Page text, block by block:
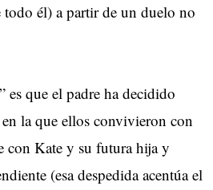
él) a partir de un duelo no
que el padre ha decidido
la que ellos convivieron con
con Kate y su futura hija y
(esa despedida acentúa el